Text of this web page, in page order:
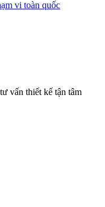
vi toàn quốc
vấn thiết kế tận tâm